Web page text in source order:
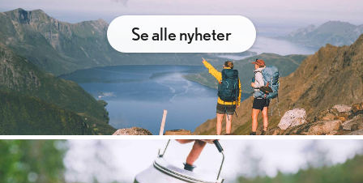
Se alle nyheter